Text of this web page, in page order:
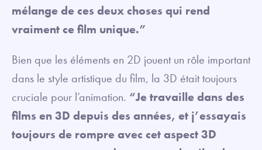
mélange de ces deux choses qui rend
vraiment ce film unique.”
Bien que les éléments en 2D jouent un rôle important
dans le style artistique du film, la 3D était toujours
cruciale pour l’animation. “Je travaille dans des
films en 3D depuis des années, et j’essayais
toujours de rompre avec cet aspect 3D